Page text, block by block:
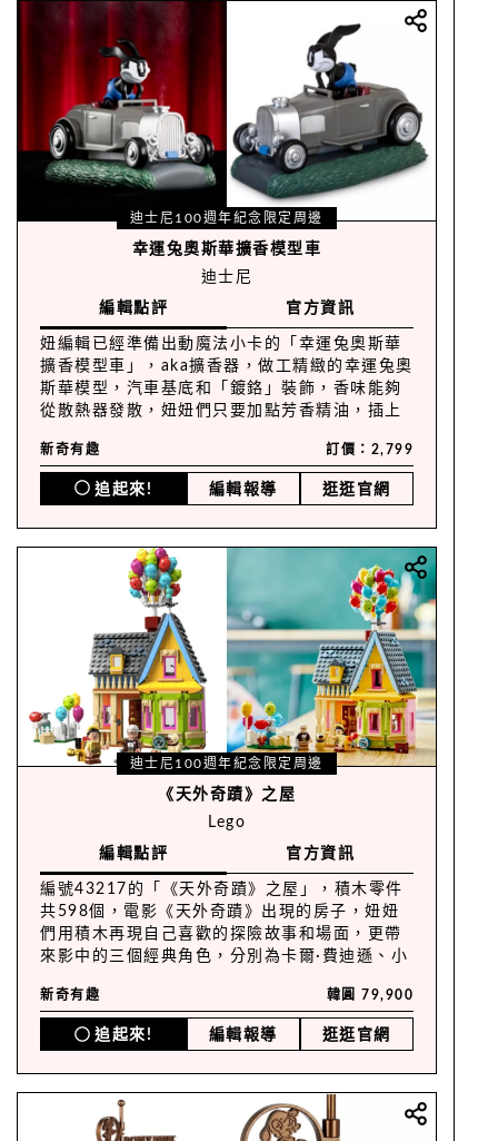
迪士尼100週年紀念限定周邊
幸運兔奧斯華擴香模型車
迪士尼
編輯點評
官方資訊
妞編輯已經準備出動魔法小卡的「幸運兔奧斯華
擴香模型車」，aka擴香器，做工精緻的幸運兔奧
斯華模型，汽車基底和「鍍鉻」裝飾，香味能夠
從散熱器發散，妞妞們只要加點芳香精油，插上
新！
新奇有趣 訂價：2,799
追起來! 編輯報導 逛逛官網
迪士尼100週年紀念限定周邊
《天外奇蹟》之屋
Lego
編輯點評
官方資訊
編號43217的「《天外奇蹟》之屋」，積木零件
共598個，電影《天外奇蹟》出現的房子，妞妞
們用積木再現自己喜歡的探險故事和場面，更帶
來影中的三個經典角色，分別為卡爾·費迪遜、小
氣球到玄關通通都供滿冒險元素，特別是「氣
球」還原度100！
新奇有趣 韓圓 79,900
追起來! 編輯報導 逛逛官網